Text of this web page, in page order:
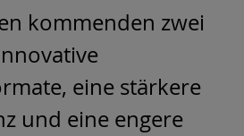
kommenden zwei
eine stärkere
und eine engere